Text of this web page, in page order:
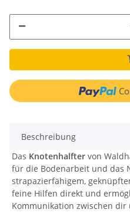
Beschreibung
Das Knotenhalfter von
für die Bodenarbeit und das
strapazierfähigem,
feine Hilfen direkt und
Kommunikation zwischen dir